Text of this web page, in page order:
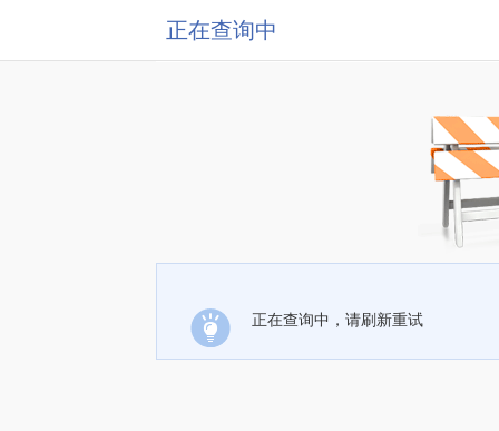
正在查询中
正在查询中，请刷新重试